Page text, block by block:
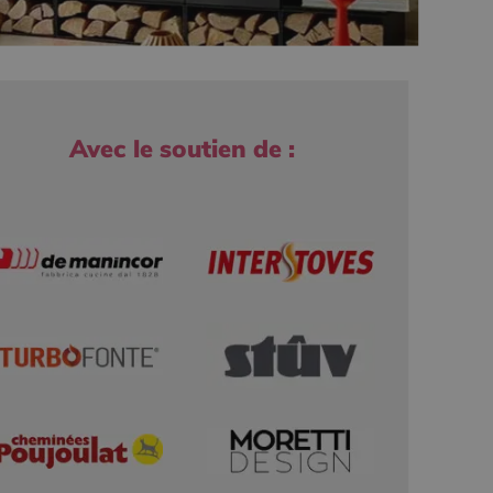
Avec le soutien de :